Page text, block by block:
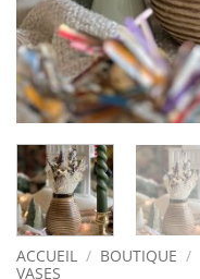
ACCUEIL / BOUTIQUE /
VASES